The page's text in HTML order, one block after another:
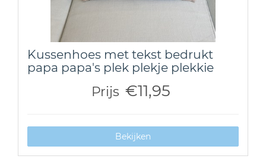
Kussenhoes met tekst bedrukt
papa papa's plek plekje plekkie
Prijs €11,95
Bekijken